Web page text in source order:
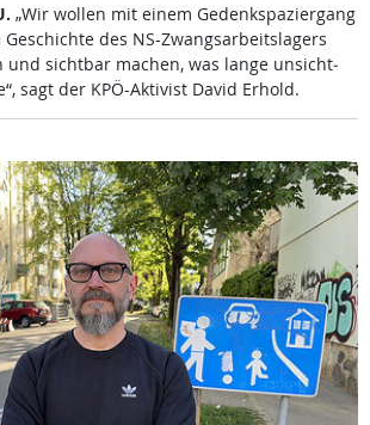
„Wir wol­len mit ei­nem Ge­denk­spa­zier­gang
des NS-Zwangs­ar­beits­la­gers
und sicht­bar ma­chen, was lan­ge un­sicht­
sagt der KPÖ-Ak­ti­vist Da­vid Er­hold.